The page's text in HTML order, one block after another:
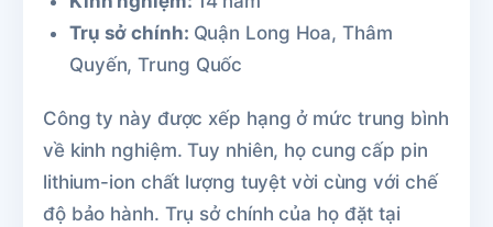
Trụ sở chính: Quận Long Hoa, Thâm
Quyến, Trung Quốc
Công ty này được xếp hạng ở mức trung bình
về kinh nghiệm. Tuy nhiên, họ cung cấp pin
lithium-ion chất lượng tuyệt vời cùng với chế
độ bảo hành. Trụ sở chính của họ đặt tại